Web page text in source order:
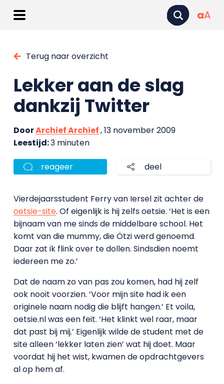
aA
Terug naar overzicht
Lekker aan de slag
dankzij Twitter
DoorArchief Archief, 13 november 2009
Leestijd:3 minuten
reageer deel
Vierdejaarsstudent Ferry van Iersel zit achter de
oetsie-site. Of eigenlijk is hij zelfs oetsie. ‘Het is een
bijnaam van me sinds de middelbare school. Het
komt van die mummy, die Ötzi werd genoemd.
Daar zat ik flink over te dollen. Sindsdien noemt
iedereen me zo.’
Dat de naam zo van pas zou komen, had hij zelf
ook nooit voorzien. ‘Voor mijn site had ik een
originele naam nodig die blijft hangen.’ Et voila,
oetsie.nl was een feit. ‘Het klinkt wel raar, maar
dat past bij mij.’ Eigenlijk wilde de student met de
site alleen ‘lekker laten zien’ wat hij doet. Maar
voordat hij het wist, kwamen de opdrachtgevers
al op hem af.